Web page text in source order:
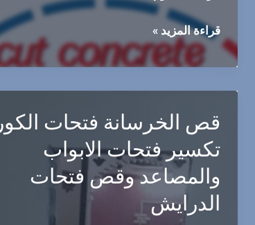
مقاول
فتحات
الكور
66341178
الأمثل
للتمديدات
الهندسية
المتقدمة
قراءة المزيد »
قص الخرسانة فتحات الكور
تكسير فتحات الابواب
والمصاعد وقص فتحات
الدرايش